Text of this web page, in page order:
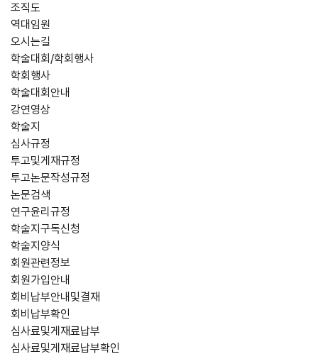
조직도
역대임원
오시는길
학술대회/학회행사
학회행사
학술대회안내
강연영상
학술지
심사규정
투고및게재규정
투고논문작성규정
논문검색
연구윤리규정
학술지구독신청
학술지양식
회원관련정보
회원가입안내
회비납부안내및결재
회비납부확인
심사료및게재료납부
심사료및게재료납부확인